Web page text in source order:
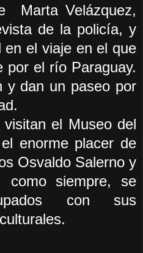
Marta Velázquez,
de la policía, y
en el viaje en el que
por el río Paraguay.
y dan un paseo por
visitan el Museo del
el enorme placer de
Osvaldo Salerno y
como siempre, se
con sus